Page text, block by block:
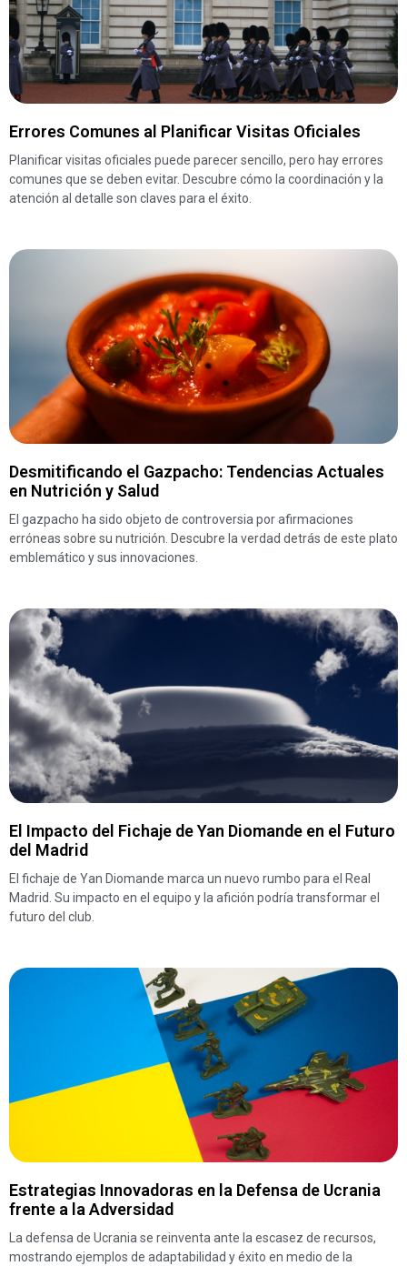
Errores Comunes al Planificar Visitas Oficiales
Planificar visitas oficiales puede parecer sencillo, pero hay errores
comunes que se deben evitar. Descubre cómo la coordinación y la
atención al detalle son claves para el éxito.
Desmitificando el Gazpacho: Tendencias Actuales
en Nutrición y Salud
El gazpacho ha sido objeto de controversia por afirmaciones
erróneas sobre su nutrición. Descubre la verdad detrás de este plato
emblemático y sus innovaciones.
El Impacto del Fichaje de Yan Diomande en el Futuro
del Madrid
El fichaje de Yan Diomande marca un nuevo rumbo para el Real
Madrid. Su impacto en el equipo y la afición podría transformar el
futuro del club.
Estrategias Innovadoras en la Defensa de Ucrania
frente a la Adversidad
La defensa de Ucrania se reinventa ante la escasez de recursos,
mostrando ejemplos de adaptabilidad y éxito en medio de la